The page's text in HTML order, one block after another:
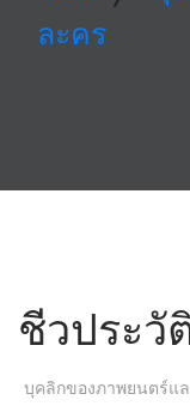
ละคร
ชีวประวั
บุคลิกของภาพยนตร์แ